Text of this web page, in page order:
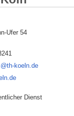
Ufer 54
koeln.de
Dienst